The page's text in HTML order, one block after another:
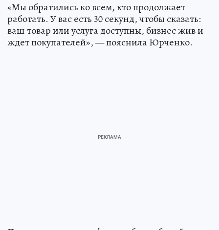
«Мы обратились ко всем, кто продолжает
работать. У вас есть 30 секунд, чтобы сказать:
ваш товар или услуга доступны, бизнес жив и
ждет покупателей», — пояснила Юрченко.